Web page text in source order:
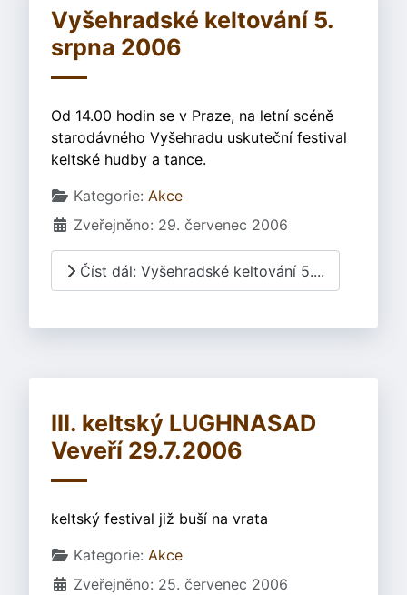
Vyšehradské keltování 5.
srpna 2006
Od 14.00 hodin se v Praze, na letní scéně
starodávného Vyšehradu uskuteční festival
keltské hudby a tance.
Základní údaje
Kategorie: Akce
Zveřejněno: 29. červenec 2006
Číst dál: Vyšehradské keltování 5....
III. keltský LUGHNASAD
Veveří 29.7.2006
keltský festival již buší na vrata
Základní údaje
Kategorie: Akce
Zveřejněno: 25. červenec 2006